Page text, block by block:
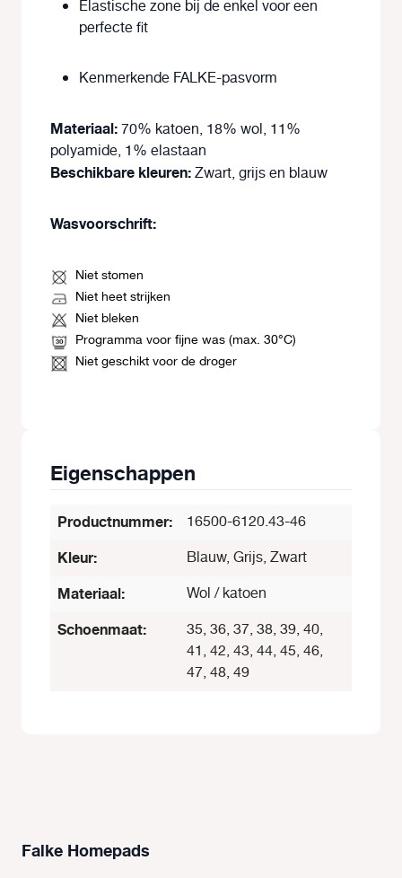
Elastische zone bij de enkel voor een
perfecte fit
Kenmerkende FALKE-pasvorm
Materiaal:70% katoen, 18% wol, 11%
polyamide, 1% elastaan
Beschikbare kleuren:Zwart, grijs en blauw
Wasvoorschrift:
Niet stomen
Niet heet strijken
Niet bleken
Programma voor fijne was (max. 30°C)
Niet geschikt voor de droger
Eigenschappen
Productnummer: 16500-6120.43-46
Kleur: Blauw, Grijs, Zwart
Materiaal: Wol / katoen
Schoenmaat:
35, 36, 37, 38, 39, 40,
41, 42, 43, 44, 45, 46,
47, 48, 49
Productgalerij overslaan
Falke Homepads